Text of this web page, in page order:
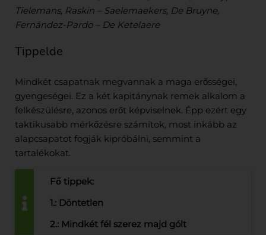
Tielemans, Raskin – Saelemaekers, De Bruyne,
Fernández-Pardo – De Ketelaere
Tippelde
Mindkét csapatnak megvannak a maga erősségei,
gyengeségei. Ez a két kapitánynak remek alkalom a
felkészülésre, azonos erőt képviselnek. Épp ezért egy
taktikusabb mérkőzésre számítok, most inkább az
alapcsapatot fogják kipróbálni, semmint a
tartalékokat.
Fő tippek:
1.: Döntetlen
2.: Mindkét fél szerez majd gólt